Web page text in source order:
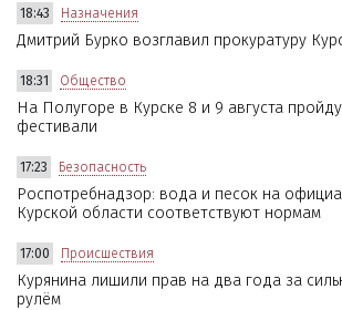
18:43 Назначения
Дмитрий Бурко возглавил прокуратуру
18:31 Общество
На Полугоре в Курске 8 и 9 августа
фестивали
17:23 Безопасность
Роспотребнадзор: вода и песок на
Курской области соответствуют нормам
17:00 Происшествия
Курянина лишили прав на два года за
рулём